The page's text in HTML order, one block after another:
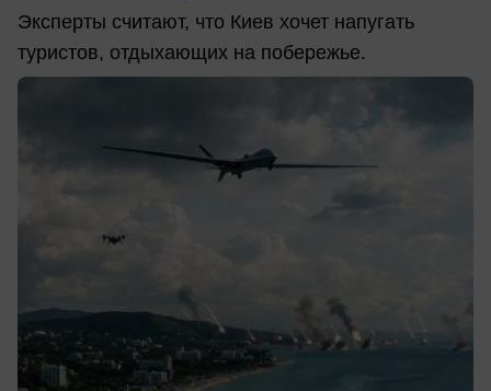
Эксперты считают, что Киев хочет напугать
туристов, отдыхающих на побережье.